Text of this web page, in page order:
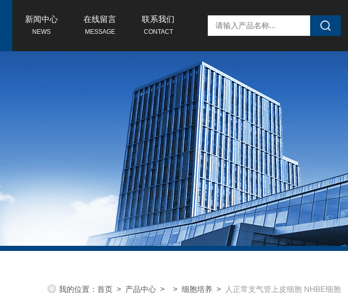
新闻中心
NEWS
在线留言
MESSAGE
联系我们
CONTACT
我的位置： 首页 > 产品中心 > > 细胞培养 > 人正常支气管上皮细胞 NHBE细胞